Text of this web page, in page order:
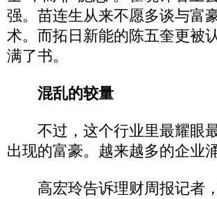
强。苗连生从来不愿多谈与富
术。而拓日新能的陈五奎更被
满了书。
混乱的较量
不过，这个行业里最耀眼最
出现的富豪。越来越多的企业
高宏玲告诉理财周报记者，